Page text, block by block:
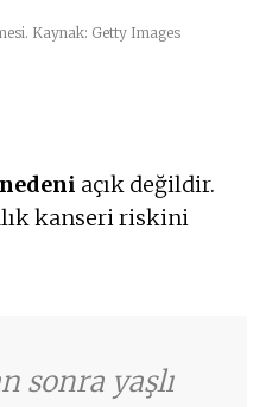
Kaynak: Getty Images
nedeni açık değildir.
kanseri riskini
sonra yaşlı